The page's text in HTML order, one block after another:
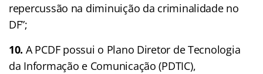
repercussão na diminuição da criminalidade no
DF”;
10. A PCDF possui o Plano Diretor de Tecnologia
da Informação e Comunicação (PDTIC),